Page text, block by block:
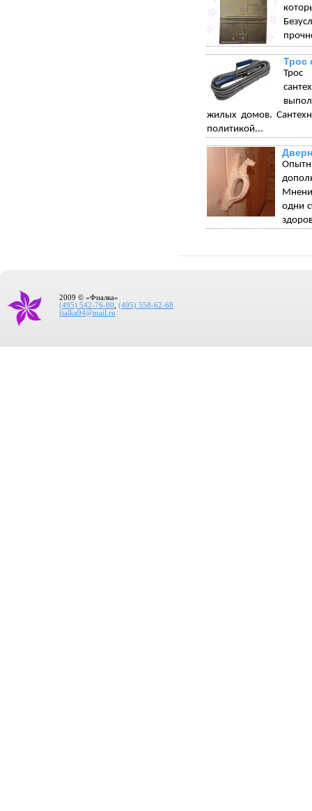
Трос
Трос
жилых домов.
политикой...
одни
2009 © «Фиалка»
(495) 542-76-80
(495) 558-62-68
fialka94@mail.ru